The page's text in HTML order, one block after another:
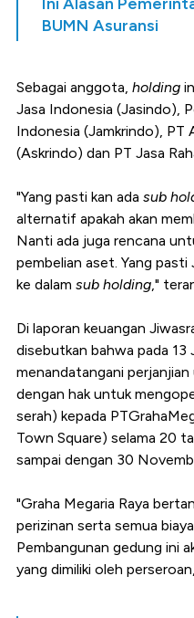
BUMN Asuransi
Sebagai anggota, holding
Jasa Indonesia (Jasindo),
Indonesia (Jamkrindo), PT
(Askrindo) dan PT Jasa
"Yang pasti kan ada sub
alternatif apakah akan
Nanti ada juga rencana
pembelian aset. Yang pasti
ke dalam sub holding,"
Di laporan keuangan
disebutkan bahwa pada 13
menandatangani
dengan hak untuk
serah) kepada
Town Square) selama 20
sampai dengan 30
"Graha Megaria Raya
perizinan serta semua
Pembangunan gedung ini
yang dimiliki oleh